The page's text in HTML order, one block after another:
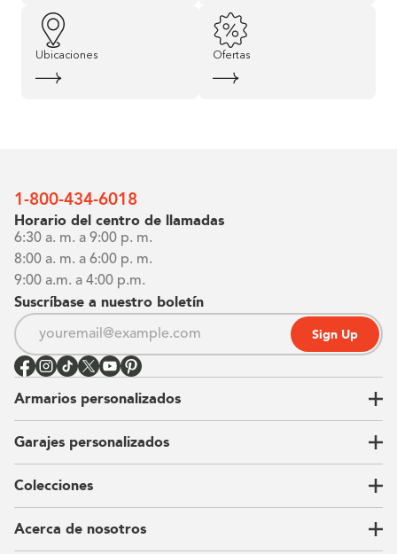
Ubicaciones Ofertas
1-800-434-6018
Horario del centro de llamadas
6:30 a. m. a 9:00 p. m.
8:00 a. m. a 6:00 p. m.
9:00 a.m. a 4:00 p.m.
Suscríbase a nuestro boletín
Sign Up
Armarios personalizados
Vestidores
Armarios de pared
Guardarropas
Armarios para niños
Garajes personalizados
Nuestra historia
Our Process
Carta del CEO
Colecciones
Ubicaciones
Acerca de nosotros